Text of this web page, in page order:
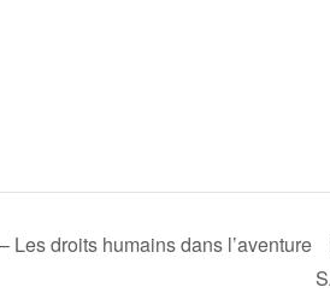
droits humains dans l’aventure